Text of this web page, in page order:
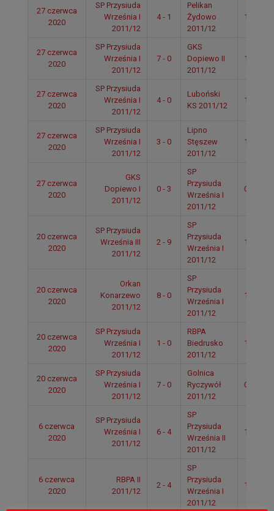
27 czerwca
2020
SP Przysiuda
Września I
2011/12
4 - 1
Pelikan
Żydowo
2011/12
13:27
27 czerwca
2020
SP Przysiuda
Września I
2011/12
7 - 0
GKS
Dopiewo II
2011/12
12:36
27 czerwca
2020
SP Przysiuda
Września I
2011/12
4 - 0
Luboński
KS 2011/12
11:28
27 czerwca
2020
SP Przysiuda
Września I
2011/12
3 - 0
Lipno
Stęszew
2011/12
10:18
27 czerwca
2020
GKS
Dopiewo I
2011/12
0 - 3
SP
Przysiuda
Września I
2011/12
09:34
20 czerwca
2020
SP Przysiuda
Września III
2011/12
2 - 9
SP
Przysiuda
Września I
2011/12
13:04
20 czerwca
2020
Orkan
Konarzewo
2011/12
8 - 0
SP
Przysiuda
Września I
2011/12
12:20
20 czerwca
2020
SP Przysiuda
Września I
2011/12
1 - 0
RBPA
Biedrusko
2011/12
11:14
20 czerwca
2020
SP Przysiuda
Września I
2011/12
7 - 0
Golnica
Ryczywół
2011/12
09:46
6 czerwca
2020
SP Przysiuda
Września I
2011/12
6 - 4
SP
Przysiuda
Września II
2011/12
11:58
6 czerwca
2020
RBPA II
2011/12
2 - 4
SP
Przysiuda
Września I
2011/12
10:52